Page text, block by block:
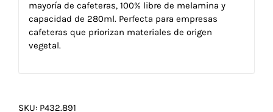
mayoría de cafeteras, 100% libre de melamina y
capacidad de 280ml. Perfecta para empresas
cafeteras que priorizan materiales de origen
vegetal.
SKU: P432.891